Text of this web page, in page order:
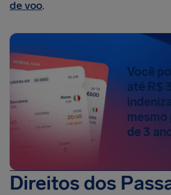
de voo.
Você
até R$
mesmo
de 3
Direitos dos